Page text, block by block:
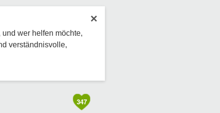
×
wer helfen möchte,
verständnisvolle,
347